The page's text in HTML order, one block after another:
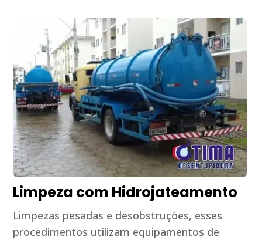
Limpeza com Hidrojateamento
Limpezas pesadas e desobstruções, esses
procedimentos utilizam equipamentos de